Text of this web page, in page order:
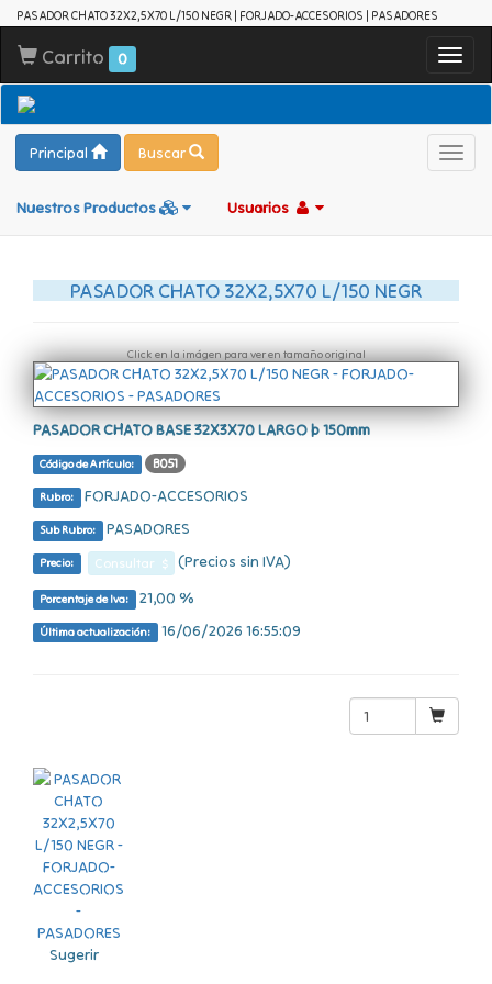
PASADOR CHATO 32X2,5X70 L/150 NEGR | FORJADO-ACCESORIOS | PASADORES
Carrito 0
Principal Buscar
Nuestros Productos Usuarios
PASADOR CHATO 32X2,5X70 L/150 NEGR
Click en la imágen para ver en tamaño original
PASADOR CHATO BASE 32X3X70 LARGO þ 150mm
Código de Artículo: B051
Rubro: FORJADO-ACCESORIOS
Sub Rubro: PASADORES
Precio: Consultar $ (Precios sin IVA)
Porcentaje de Iva: 21,00 %
Última actualización: 16/06/2026 16:55:09
Sugerir